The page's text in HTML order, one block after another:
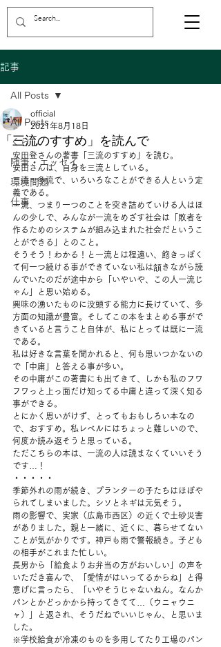
記事
All Posts
くらし
随筆・エッセイ
環境問題
仕事
All Posts
「三流のすすめ」を読んで
official
2021年8月18日
安田登さんの著書「三流のすすめ」を読む。
安田さんは、自身を三流としている。
三流＝多流で、いろいろなことができる人という定
義である。
一流、つまり一つのことを突き詰めていける人はほ
んの少しで、みんなが一流をめざす社会は「敗者を
作るためのシステムが組み込まれた社会だというこ
とができる」とのこと。
そうそう！わかる！と一流とは程遠い、飽きっぽく
て何一つ続ける事ができていない私は頷きながら読
んでいたのだが途中から「いやいや、この人一流じ
ゃん」と思い始める。
興味の湧いたものに没頭する能力に長けていて、多
方面の知識が豊富。そしてこの本をまとめる事がで
きていると言うこと自体が、私にとっては既に一流
である。
私は好きな言葉を聞かれると、何も思いつかないの
で「中庸」と答える事が多い。
その中庸がこの著書にも出てきて、しかも私のフワ
フワっと上っ面だけ知ってる中庸と違って深く知る
事ができる。
とにかく思いがけず、とってもおもしろい本なの
で、おすすめ。私レベルにはちょっと難しいので、
何度か読み返そうと思っている。
ただこちらの本は、一流の人は読まなくていいそう
です…！
・・・・・
季節外れの雨が続き、プランターの子たちはほぼや
られてしまいました。シソとネギは元気そう。
雨の影響で、実家（広島市西区）の近くで土砂災害
がありました。親と一緒に、近くに、暮らせてない
ことが気がかりです。神戸も雨で警報続き。子ども
の相手がこれまた忙しい。
長男から「給食よりお弁当の方がおいしい」の声を
いただき喜んで、「愛情がはいってるからね」と得
意げに言ったら、「いやそうじゃないねん。なんか
パンとかどっかから持ってきてて…（ウニャウニ
ャ）」と返され、そうだねでいいじゃん、と思いま
した。
※学校給食が冷凍のものを多用してたり工場のパン